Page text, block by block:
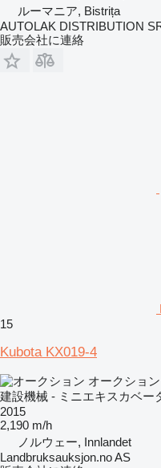
ルーマニア, Bistrița
AUTOLAK DISTRIBUTION
販売会社に連絡
15
Kubota KX019-4
オークション
建設機械 - ミニエキスカベー
2015
2,190 m/h
ノルウェー, Innlandet
Landbruksauksjon.no AS